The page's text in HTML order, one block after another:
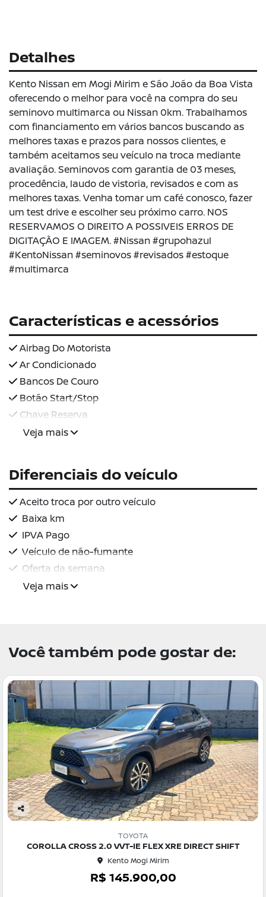
Detalhes
Kento Nissan em Mogi Mirim e São João da Boa Vista
oferecendo o melhor para você na compra do seu
seminovo multimarca ou Nissan 0km. Trabalhamos
com financiamento em vários bancos buscando as
melhores taxas e prazos para nossos clientes, e
também aceitamos seu veículo na troca mediante
avaliação. Seminovos com garantia de 03 meses,
procedência, laudo de vistoria, revisados e com as
melhores taxas. Venha tomar um café conosco, fazer
um test drive e escolher seu próximo carro. NOS
RESERVAMOS O DIREITO A POSSIVEIS ERROS DE
DIGITAÇÃO E IMAGEM. #Nissan #grupohazul
#KentoNissan #seminovos #revisados #estoque
#multimarca
Características e acessórios
Airbag Do Motorista
Ar Condicionado
Bancos De Couro
Botão Start/Stop
Chave Reserva
Veja mais
Diferenciais do veículo
Aceito troca por outro veículo
Baixa km
IPVA Pago
Veículo de não-fumante
Oferta da semana
Veja mais
Você também pode gostar de:
Co
TOYOTA
COROLLA CROSS 2.0 VVT-IE FLEX XRE DIRECT SHIFT
Kento Mogi Mirim
R$ 145.900,00